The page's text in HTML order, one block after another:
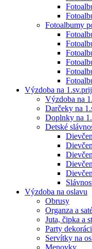
Fotoalbumy
Výzdoba na
Výzdoba na
Darčeky na
Doplnky na
Detské
Výzdoba na oslavu
Obrusy
Organza a
Juta, čipka a
Party
Servítky na
Menovky